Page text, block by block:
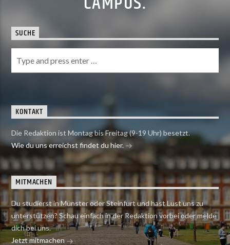
SUCHE
KONTAKT
Die Redaktion ist Montag bis Freitag (9-19 Uhr) besetzt.
Wie du uns erreichst findet du hier.
MITMACHEN
Du studierst in Münster oder Steinfurt und hast Lust uns zu
unterstützen? Schau einfach in der Redaktion vorbei oder melde
dich bei uns.
Jetzt mitmachen